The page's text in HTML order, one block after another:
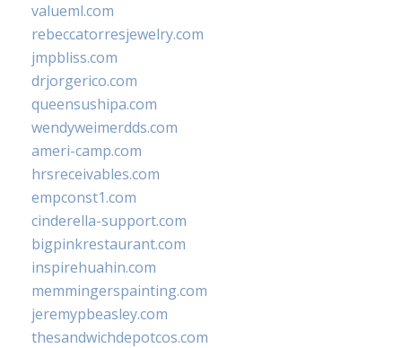
valueml.com
rebeccatorresjewelry.com
jmpbliss.com
drjorgerico.com
queensushipa.com
wendyweimerdds.com
ameri-camp.com
hrsreceivables.com
empconst1.com
cinderella-support.com
bigpinkrestaurant.com
inspirehuahin.com
memmingerspainting.com
jeremypbeasley.com
thesandwichdepotcos.com